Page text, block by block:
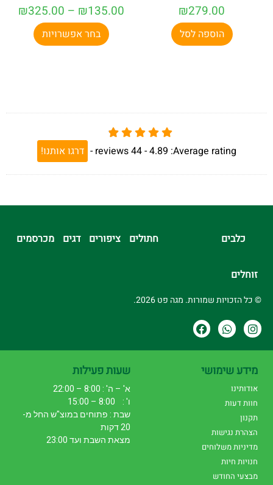
₪279.00
הוספה לסל
₪135.00
–
₪325.00
בחר אפשרויות
Average rating:
4.89 -
44
reviews
- דרגו אותנו!
כלבים חתולים ציפורים דגים מכרסמים
זוחלים
© כל הזכויות שמורות. מגה פט 2026.
מידע שימושי
אודותינו
חוות דעות
תקנון
הצהרת נגישות
מדיניות משלוחים
חנויות חיות
מבצעי החודש
שעות פעילות
א' – ה' : 8:00 – 22:00
ו' : 8:00 – 15:00
שבת : פתוחים במוצ"ש החל מ-
20 דקות
מצאת השבת ועד 23:00